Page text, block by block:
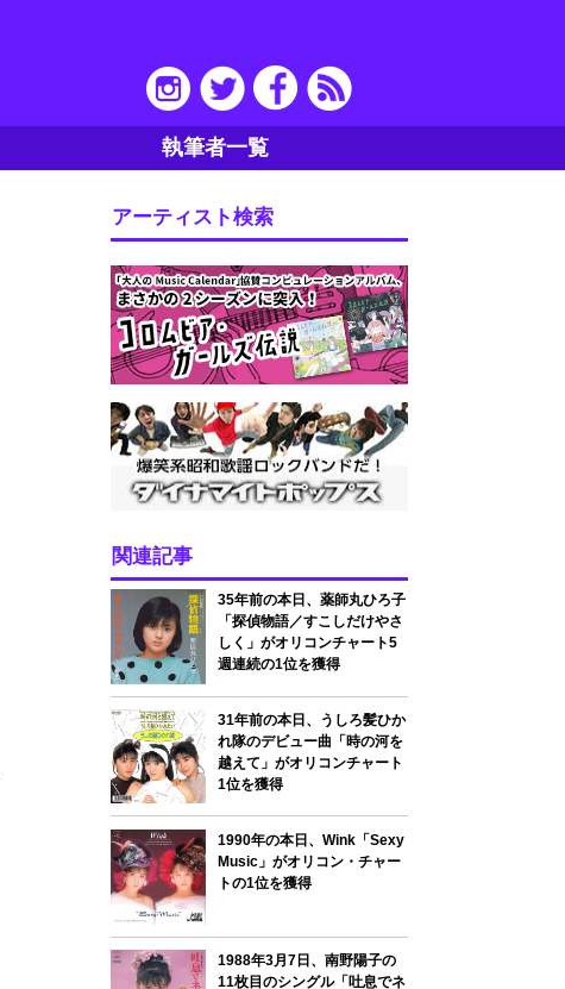
執筆者一覧
アーティスト検索
関連記事
35年前の本日、薬師丸ひろ子
「探偵物語／すこしだけやさ
しく」がオリコンチャート5
週連続の1位を獲得
31年前の本日、うしろ髪ひか
れ隊のデビュー曲「時の河を
越えて」がオリコンチャート
1位を獲得
1990年の本日、Wink「Sexy
Music」がオリコン・チャー
トの1位を獲得
1988年3月7日、南野陽子の
11枚目のシングル「吐息でネ